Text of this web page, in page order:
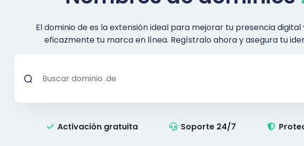
El dominio de es la extensión ideal para mejorar tu presencia
eficazmente tu marca en línea. Regístralo ahora y asegura tu
Activación gratuita Soporte 24/7